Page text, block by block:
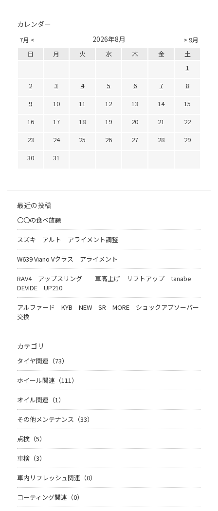
カレンダー
7月 < > 9月
2026年8月
日 月 火 水 木 金
土
1
2
3 4 5 6 7
8
9
10 11 12 13 14
15
16
17 18 19 20 21
22
23
24 25 26 27 28
29
30
31
最近の投稿
〇〇の食べ放題
スズキ アルト アライメント調整
W639 Viano Vクラス アライメント
RAV4 アップスリング 車高上げ リフトアップ tanabe
DEVIDE UP210
アルファード KYB NEW SR MORE ショックアブソーバー
交換
カテゴリ
タイヤ関連（73）
ホイール関連（111）
オイル関連（1）
その他メンテナンス（33）
点検（5）
車検（3）
車内リフレッシュ関連（0）
コーティング関連（0）